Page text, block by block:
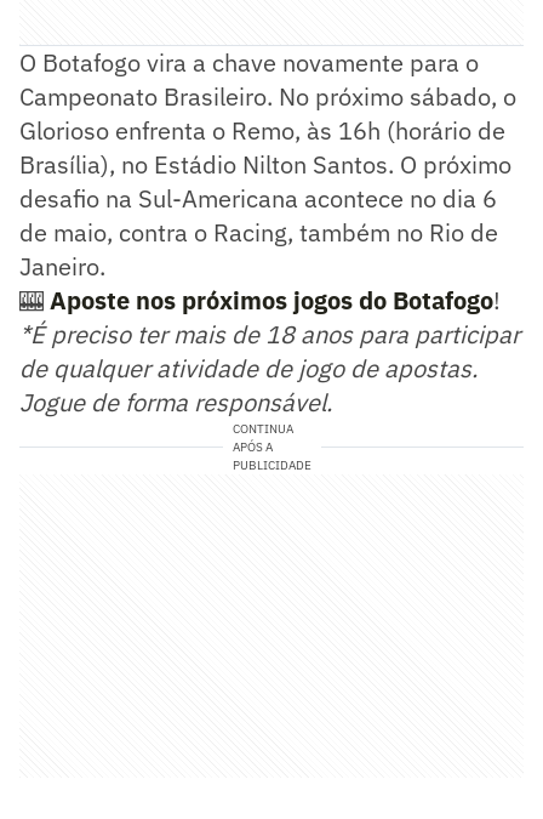
O Botafogo vira a chave novamente para o
Campeonato Brasileiro. No próximo sábado, o
Glorioso enfrenta o Remo, às 16h (horário de
Brasília), no Estádio Nilton Santos. O próximo
desafio na Sul-Americana acontece no dia 6
de maio, contra o Racing, também no Rio de
Janeiro.
🎰Aposte nos próximos jogos do Botafogo!
*É preciso ter mais de 18 anos para participar
de qualquer atividade de jogo de apostas.
Jogue de forma responsável.
CONTINUA
APÓS A
PUBLICIDADE